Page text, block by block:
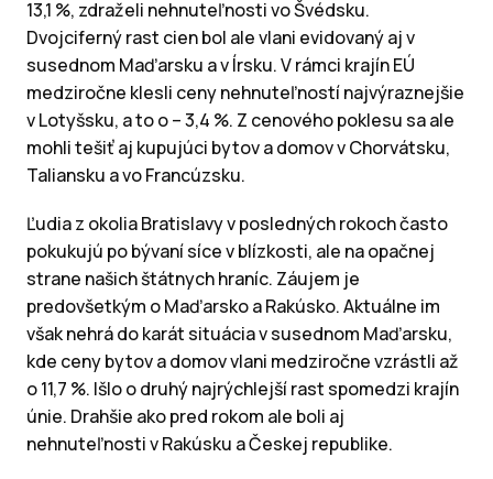
13,1 %, zdraželi nehnuteľnosti vo Švédsku.
Dvojciferný rast cien bol ale vlani evidovaný aj v
susednom Maďarsku a v Írsku. V rámci krajín EÚ
medziročne klesli ceny nehnuteľností najvýraznejšie
v Lotyšsku, a to o – 3,4 %. Z cenového poklesu sa ale
mohli tešiť aj kupujúci bytov a domov v Chorvátsku,
Taliansku a vo Francúzsku.
Ľudia z okolia Bratislavy v posledných rokoch často
pokukujú po bývaní síce v blízkosti, ale na opačnej
strane našich štátnych hraníc. Záujem je
predovšetkým o Maďarsko a Rakúsko. Aktuálne im
však nehrá do karát situácia v susednom Maďarsku,
kde ceny bytov a domov vlani medziročne vzrástli až
o 11,7 %. Išlo o druhý najrýchlejší rast spomedzi krajín
únie. Drahšie ako pred rokom ale boli aj
nehnuteľnosti v Rakúsku a Českej republike.